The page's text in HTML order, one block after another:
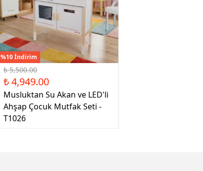
%10 İndirim
₺ 5,500.00
₺ 4,949.00
Musluktan Su Akan ve LED'li
Ahşap Çocuk Mutfak Seti -
T1026